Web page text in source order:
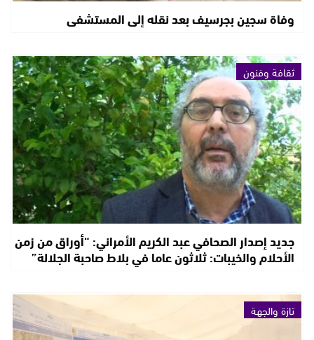
وفاة سجين بجرسيف بعد نقله إلى المستشفى
ثقافة وفنون
جديد إصدار الصحافي عبد الكريم الأمراني: “أوراق من زمن
الأحلام والخيبات: ثلاثون عاما في بلاط صاحبة الجلالة”
تازة والجهة